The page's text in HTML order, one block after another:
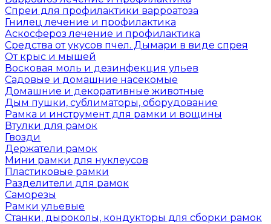
Спреи для профилактики варроатоза
Гнилец лечение и профилактика
Аскосфероз лечение и профилактика
Средства от укусов пчел. Дымари в виде спрея
От крыс и мышей
Восковая моль и дезинфекция ульев
Садовые и домашние насекомые
Домашние и декоративные животные
Дым пушки, сублиматоры, оборудование
Рамка и инструмент для рамки и вощины
Втулки для рамок
Гвозди
Держатели рамок
Мини рамки для нуклеусов
Пластиковые рамки
Разделители для рамок
Саморезы
Рамки ульевые
Станки, дыроколы, кондукторы для сборки рамок